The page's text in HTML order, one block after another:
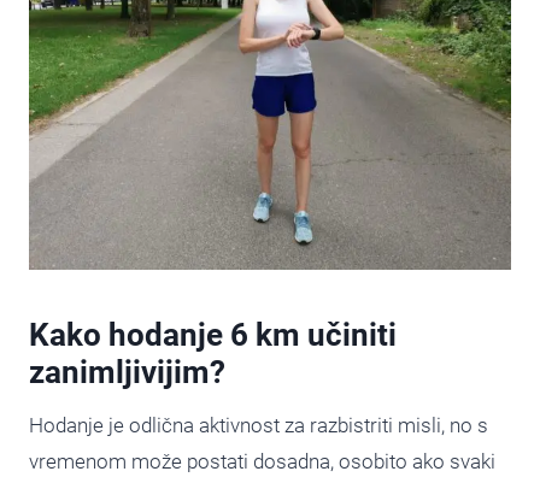
Kako hodanje 6 km učiniti
zanimljivijim?
Hodanje je odlična aktivnost za razbistriti misli, no s
vremenom može postati dosadna, osobito ako svaki